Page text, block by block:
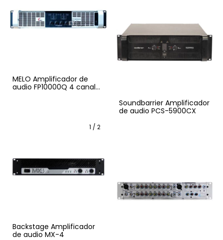
MELO Amplificador de
audio FP10000Q 4 canales
Soundbarrier Amplificador
de audio PCS-5900CX
1 / 2
Backstage Amplificador
de audio MX-4